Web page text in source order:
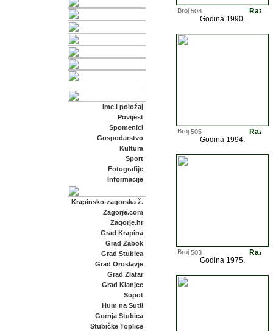
Ime i položaj
Povijest
Spomenici
Gospodarstvo
Kultura
Sport
Fotografije
Informacije
Krapinsko-zagorska ž.
Zagorje.com
Zagorje.hr
Grad Krapina
Grad Zabok
Grad Stubica
Grad Oroslavje
Grad Zlatar
Grad Klanjec
Sopot
Hum na Sutli
Gornja Stubica
Stubičke Toplice
508
Godina 1990.
505
Godina 1994.
503
Godina 1975.